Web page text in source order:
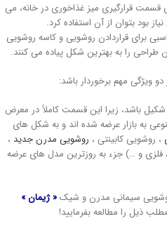
قرارگیری میز غذاخوری در خانه، می
بود بتوان از آن استفاده کرد.
برای قراردادن روشویی و کاسه روشویی
را به بهترین شکل پیاده می کنند.
ویژگی مهم برخوردار باشد:
باشد، زیرا این قسمت کاملاً در معرض
به بازار عرضه شده اند و به شکل های
روشویی کابینتی ، روشویی مدرن جدید،
و …) جزء به روزترین مدل های عرضه
سیمانی مدرن و شیک« ژیمان »
ذیل را مطالعه بفرمایید!